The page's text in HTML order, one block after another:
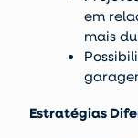
em
mais
Estratégias